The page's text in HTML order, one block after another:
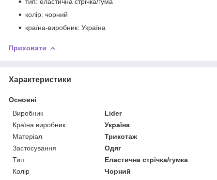
колір: чорний
країна-виробник: Україна
Приховати
Характеристики
Основні
Виробник
Lider
Країна виробник
Україна
Матеріал
Трикотаж
Застосування
Одяг
Тип
Еластична стрічка/гумка
Колір
Чорний